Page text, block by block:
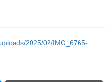
2025/02/IMG_6765-